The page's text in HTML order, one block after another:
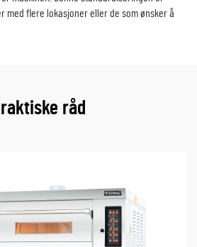
med flere lokasjoner eller de som ønsker å
råd